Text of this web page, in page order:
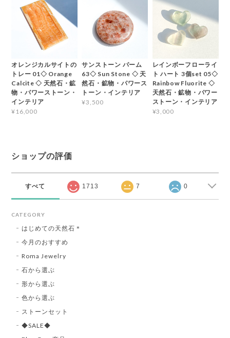
オレンジカルサイトの
トレー 01◇ Orange
Calcite ◇ 天然石・鉱
物・パワーストーン・
インテリア
¥16,000
サンストーン パーム
63◇ Sun Stone ◇ 天
然石・鉱物・パワース
トーン・インテリア
¥3,500
レインボーフローライ
ト ハート 3個set 05◇
Rainbow Fluorite ◇
天然石・鉱物・パワー
ストーン・インテリア
¥3,000
ショップの評価
すべて 1713 7 0
CATEGORY
はじめての天然石＊
今月のおすすめ
Roma Jewelry
石から選ぶ
形から選ぶ
色から選ぶ
ストーンセット
◆SALE◆